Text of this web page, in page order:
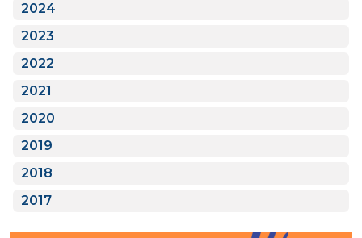
2024
2023
2022
2021
2020
2019
2018
2017